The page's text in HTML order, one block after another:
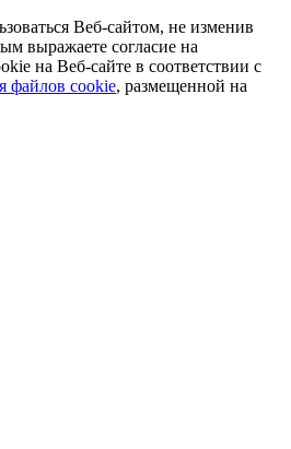
Веб-сайтом, не изменив
выражаете согласие на
на Веб-сайте в соответствии с
файлов cookie, размещенной на